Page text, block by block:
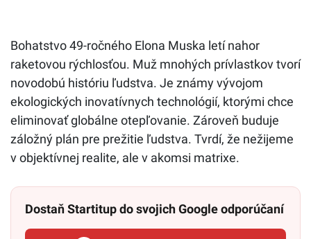
Bohatstvo 49-ročného Elona Muska letí nahor
raketovou rýchlosťou. Muž mnohých prívlastkov tvorí
novodobú históriu ľudstva. Je známy vývojom
ekologických inovatívnych technológií, ktorými chce
eliminovať globálne otepľovanie. Zároveň buduje
záložný plán pre prežitie ľudstva. Tvrdí, že nežijeme
v objektívnej realite, ale v akomsi matrixe.
Dostaň Startitup do svojich Google odporúčaní